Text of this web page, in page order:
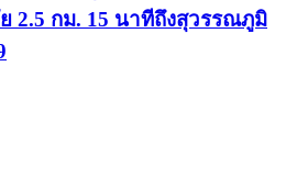
2.5 กม. 15 นาทีถึงสุวรรณภูมิ